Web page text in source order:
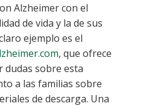
Alzheimer con el
de vida y la de sus
ejemplo es el
, que ofrece
sobre esta
a las familias sobre
de descarga. Una